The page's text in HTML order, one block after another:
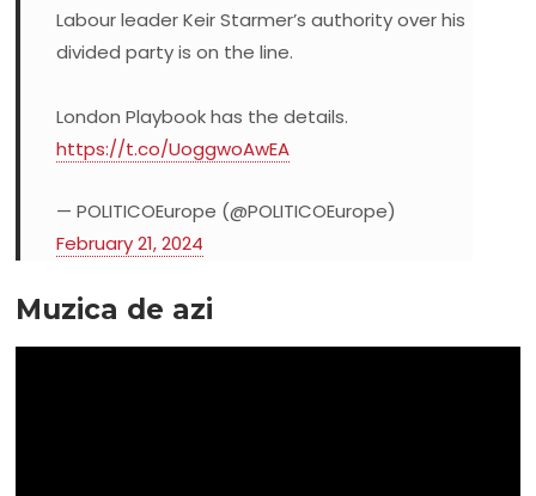
Labour leader Keir Starmer’s authority over his
divided party is on the line.
London Playbook has the details.
https://t.co/UoggwoAwEA
— POLITICOEurope (@POLITICOEurope)
February 21, 2024
Muzica de azi